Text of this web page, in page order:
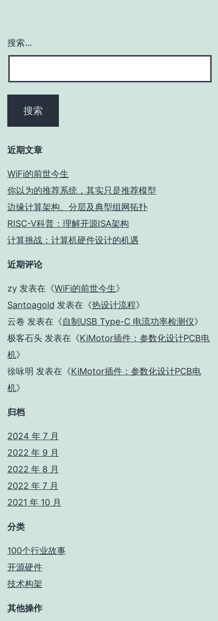
搜索…
近期文章
WiFi的前世今生
你以为的推荐系统，其实只是推荐模型
边缘计算架构、分层及典型组网拓扑
RISC-V科普：理解开源ISA架构
计算挑战：计算机硬件设计的机遇
近期评论
zy 发表在《WiFi的前世今生》
Santoagold 发表在《热设计流程》
云卷 发表在《自制USB Type-C 电流功率检测仪》
极客石头 发表在《KiMotor插件：参数化设计PCB电
机》
徐咏明 发表在《KiMotor插件：参数化设计PCB电
机》
归档
2024 年 7 月
2022 年 9 月
2022 年 8 月
2022 年 7 月
2021 年 10 月
分类
100个行业故事
开源硬件
技术构架
其他操作